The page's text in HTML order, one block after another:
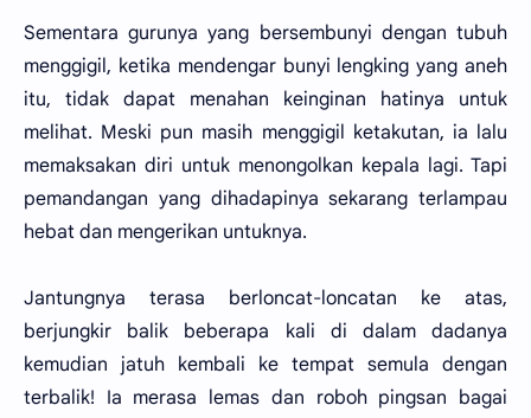
Sementara gurunya yang bersembunyi dengan tubuh
menggigil, ketika mendengar bunyi lengking yang aneh
itu, tidak dapat menahan keinginan hatinya untuk
melihat. Meski pun masih menggigil ketakutan, ia lalu
memaksakan diri untuk menongolkan kepala lagi. Tapi
pemandangan yang dihadapinya sekarang terlampau
hebat dan mengerikan untuknya.
Jantungnya terasa berloncat-loncatan ke atas,
berjungkir balik beberapa kali di dalam dadanya
kemudian jatuh kembali ke tempat semula dengan
terbalik! Ia merasa lemas dan roboh pingsan bagai